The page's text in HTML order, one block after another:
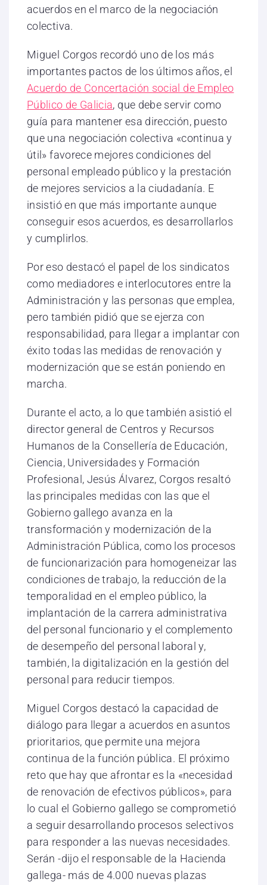
acuerdos en el marco de la negociación
colectiva.
Miguel Corgos recordó uno de los más
importantes pactos de los últimos años, el
Acuerdo de Concertación social de Empleo
Público de Galicia, que debe servir como
guía para mantener esa dirección, puesto
que una negociación colectiva «continua y
útil» favorece mejores condiciones del
personal empleado público y la prestación
de mejores servicios a la ciudadanía. E
insistió en que más importante aunque
conseguir esos acuerdos, es desarrollarlos
y cumplirlos.
Por eso destacó el papel de los sindicatos
como mediadores e interlocutores entre la
Administración y las personas que emplea,
pero también pidió que se ejerza con
responsabilidad, para llegar a implantar con
éxito todas las medidas de renovación y
modernización que se están poniendo en
marcha.
Durante el acto, a lo que también asistió el
director general de Centros y Recursos
Humanos de la Consellería de Educación,
Ciencia, Universidades y Formación
Profesional, Jesús Álvarez, Corgos resaltó
las principales medidas con las que el
Gobierno gallego avanza en la
transformación y modernización de la
Administración Pública, como los procesos
de funcionarización para homogeneizar las
condiciones de trabajo, la reducción de la
temporalidad en el empleo público, la
implantación de la carrera administrativa
del personal funcionario y el complemento
de desempeño del personal laboral y,
también, la digitalización en la gestión del
personal para reducir tiempos.
Miguel Corgos destacó la capacidad de
diálogo para llegar a acuerdos en asuntos
prioritarios, que permite una mejora
continua de la función pública. El próximo
reto que hay que afrontar es la «necesidad
de renovación de efectivos públicos», para
lo cual el Gobierno gallego se comprometió
a seguir desarrollando procesos selectivos
para responder a las nuevas necesidades.
Serán -dijo el responsable de la Hacienda
gallega- más de 4.000 nuevas plazas